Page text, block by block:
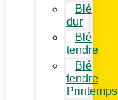
Blé
dur
Blé
tendre
Blé
tendre
Printemps